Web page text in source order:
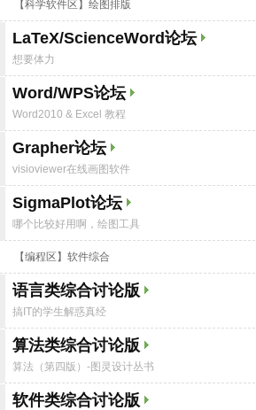
【科学软件区】绘图排版
LaTeX/ScienceWord论坛
想要体力
Word/WPS论坛
Word2010 & Excel 教程
Grapher论坛
visioviewer在线画图软件
SigmaPlot论坛
哪个比较好用啊，绘图工具
【编程区】软件综合
语言类综合讨论版
搞IT的学生解惑真经
算法类综合讨论版
算法（第四版）-图灵设计丛书
软件类综合讨论版